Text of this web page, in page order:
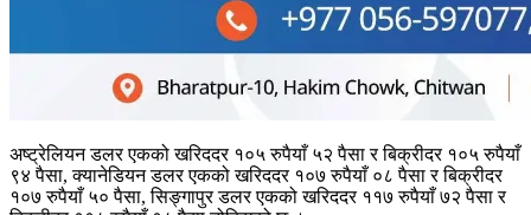
अष्ट्रेलियन डलर एकको खरिददर १०५ रुपैयाँ ५२ पैसा र बिक्रीदर १०५ रुपैयाँ
९४ पैसा, क्यानेडियन डलर एकको खरिददर १०७ रुपैयाँ ०८ पैसा र बिक्रीदर
१०७ रुपैयाँ ५० पैसा, सिङ्गापुर डलर एकको खरिददर ११७ रुपैयाँ ७२ पैसा र